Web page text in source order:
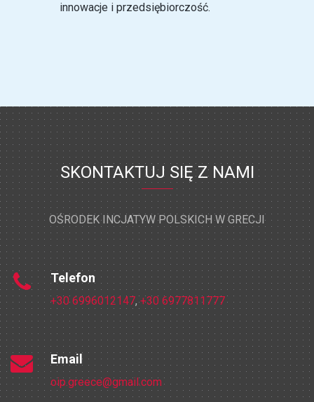
innowacje i przedsiębiorczość.
SKONTAKTUJ SIĘ Z NAMI
OŚRODEK INCJATYW POLSKICH W GRECJI
Telefon
+30 6996012147,+30 6977811777
Email
oip.greece@gmail.com